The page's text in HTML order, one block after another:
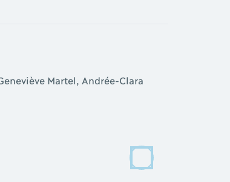
Martel, Andrée-Clara